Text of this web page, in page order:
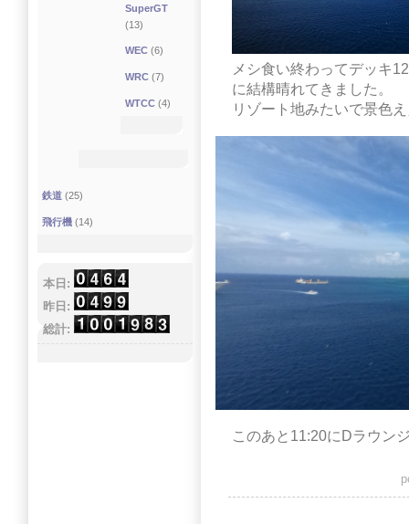
メシ食い終わってデッキ
に結構晴れてきました。
リゾート地みたいで景色
このあと11:20にDラウン
SuperGT
(13)
WEC (6)
WRC (7)
WTCC (4)
鉄道 (25)
飛行機 (14)
本日:
昨日:
総計: